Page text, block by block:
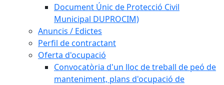
Document Únic de Protecció Civil
Municipal DUPROCIM)
Anuncis / Edictes
Perfil de contractant
Oferta d'ocupació
Convocatòria d'un lloc de treball de peó de
manteniment, plans d'ocupació de